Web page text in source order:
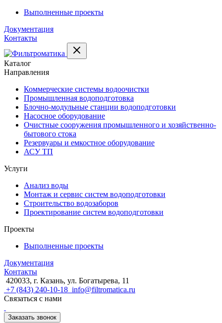
Выполненные проекты
Документация
Контакты
Каталог
Направления
Коммерческие системы водоочистки
Промышленная водоподготовка
Блочно-модульные станции водоподготовки
Насосное оборудование
Очистные сооружения промышленного и хозяйственно-
бытового стока
Резервуары и емкостное оборудование
АСУ ТП
Услуги
Анализ воды
Монтаж и сервис систем водоподготовки
Строительство водозаборов
Проектирование систем водоподготовки
Проекты
Выполненные проекты
Документация
Контакты
420033, г. Казань, ул. Богатырева, 11
+7 (843) 240-10-18 info@filtromatica.ru
Связаться с нами
Заказать звонок